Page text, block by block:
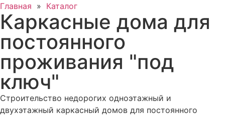
Главная » Каталог
Каркасные дома для
постоянного
проживания "под
ключ"
Строительство недорогих одноэтажный и
двухэтажный каркасный домов для постоянного